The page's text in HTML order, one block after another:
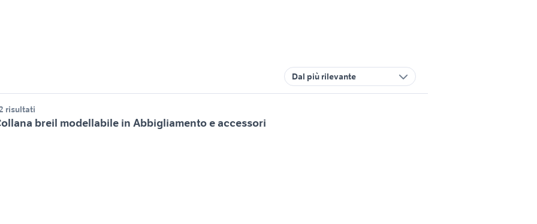
Dal più rilevante
risultati
breil modellabile in Abbigliamento e accessori